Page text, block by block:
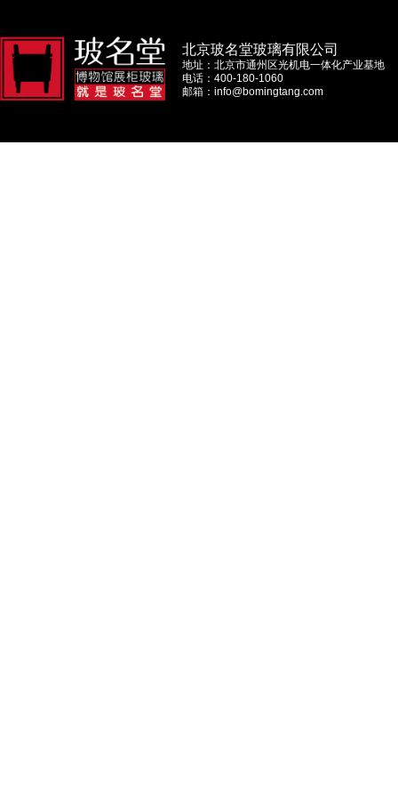
北京玻名堂玻璃有限公司
地址：北京市通州区光机电一体化产业基地
电话：400-180-1060
邮箱：info@bomingtang.com